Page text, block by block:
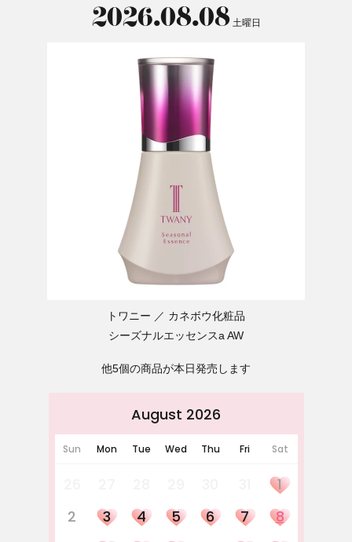
2026.08.08土曜日
トワニー
カネボウ化粧品
シーズナルエッセンスa AW
他5個の商品が本日発売します
August 2026
Sun Mon Tue Wed Thu Fri Sat
1
2
3 4 5 6 7
8